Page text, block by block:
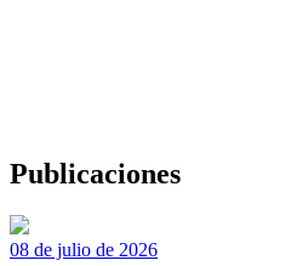
Publicaciones
08 de julio de 2026